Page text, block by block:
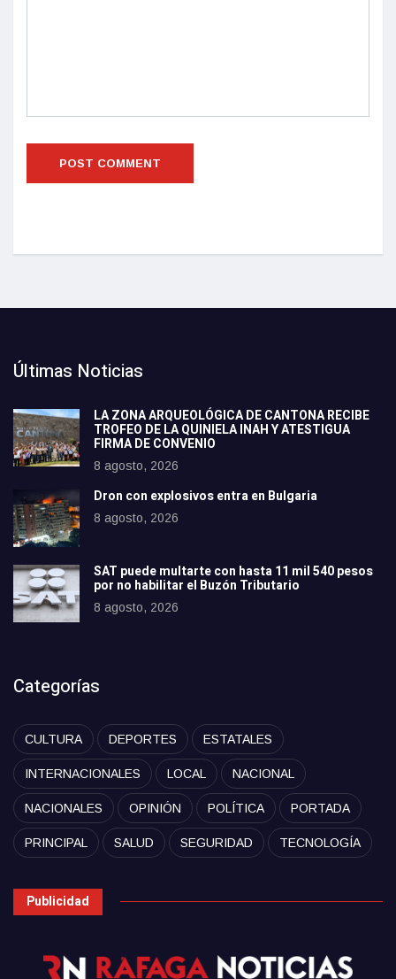
Últimas Noticias
LA ZONA ARQUEOLÓGICA DE CANTONA RECIBE
TROFEO DE LA QUINIELA INAH Y ATESTIGUA
FIRMA DE CONVENIO
8 agosto, 2026
Dron con explosivos entra en Bulgaria
8 agosto, 2026
SAT puede multarte con hasta 11 mil 540 pesos
por no habilitar el Buzón Tributario
8 agosto, 2026
Categorías
CULTURA DEPORTES ESTATALES
INTERNACIONALES LOCAL NACIONAL
NACIONALES OPINIÓN POLÍTICA PORTADA
PRINCIPAL SALUD SEGURIDAD TECNOLOGÍA
Publicidad